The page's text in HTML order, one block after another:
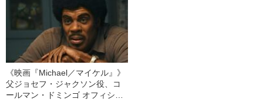
《映画『Michael／マイケル』》
父ジョセフ・ジャクソン役、コ
ールマン・ドミンゴ オフィシャ